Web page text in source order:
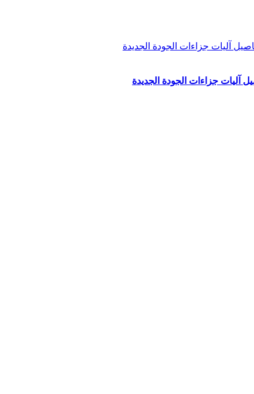
جزاءات الجودة الجديدة